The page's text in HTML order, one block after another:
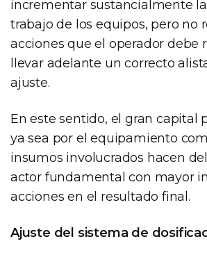
incrementar sustancialmente
trabajo de los equipos, pero no
acciones que el operador debe
llevar adelante un correcto
ajuste.
En este sentido, el gran capital
ya sea por el equipamiento
insumos involucrados hacen
actor fundamental con mayor
acciones en el resultado final.
Ajuste del sistema de